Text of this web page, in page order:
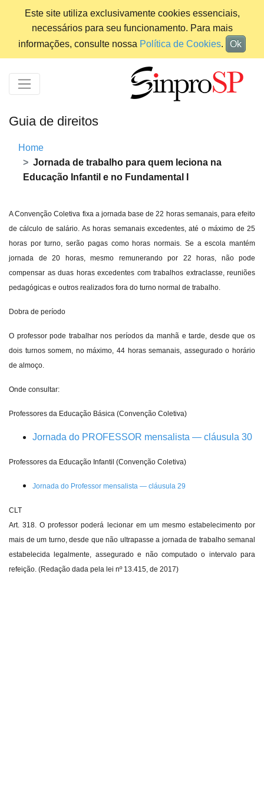
Este site utiliza exclusivamente cookies essenciais,
necessários para seu funcionamento. Para mais
informações, consulte nossa Política de Cookies. Ok
Guia de direitos
Home
Jornada de trabalho para quem leciona na
Educação Infantil e no Fundamental I
A Convenção Coletiva fixa a jornada base de 22 horas semanais, para efeito
de cálculo de salário. As horas semanais excedentes, até o máximo de 25
horas por turno, serão pagas como horas normais. Se a escola mantém
jornada de 20 horas, mesmo remunerando por 22 horas, não pode
compensar as duas horas excedentes com trabalhos extraclasse, reuniões
pedagógicas e outros realizados fora do turno normal de trabalho.
Dobra de período
O professor pode trabalhar nos períodos da manhã e tarde, desde que os
dois turnos somem, no máximo, 44 horas semanais, assegurado o horário
de almoço.
Onde consultar:
Professores da Educação Básica (Convenção Coletiva)
Jornada do PROFESSOR mensalista — cláusula 30
Professores da Educação Infantil (Convenção Coletiva)
Jornada do Professor mensalista — cláusula 29
CLT
Art. 318. O professor poderá lecionar em um mesmo estabelecimento por
mais de um turno, desde que não ultrapasse a jornada de trabalho semanal
estabelecida legalmente, assegurado e não computado o intervalo para
refeição. (Redação dada pela lei nº 13.415, de 2017)